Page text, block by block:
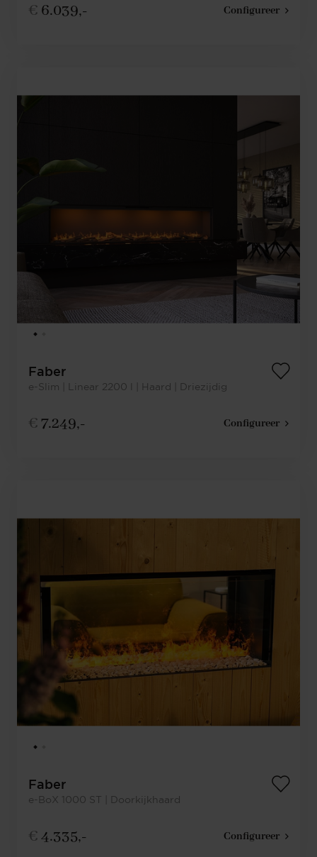
€ 6.039,- Configureer
Faber
e-Slim | Linear 2200 l | Haard | Driezijdig
€ 7.249,- Configureer
Faber
e-BoX 1000 ST | Doorkijkhaard
€4.335,- Configureer